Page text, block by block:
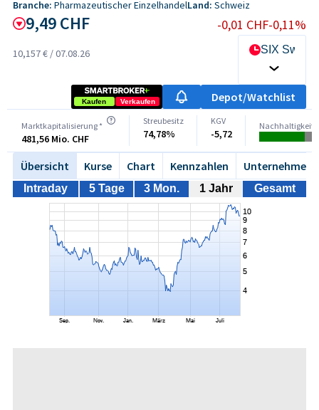
Branche: Pharmazeutischer EinzelhandelLand: Schweiz
9,49CHF -0,01 CHF-0,11%
10,157 € /07.08.26 SIX Swiss
Kaufen Verkaufen Depot/Watchlist
Marktkapitalisierung *
481,56 Mio. CHF
Streubesitz
74,78%
KGV
-5,72
Übersicht Kurse Chart Kennzahlen Unternehmen
Intraday 5 Tage 3 Mon. 1 Jahr Gesamt